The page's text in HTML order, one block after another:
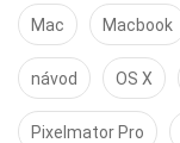
Mac Macbook
návod OS X
Pixelmator Pro